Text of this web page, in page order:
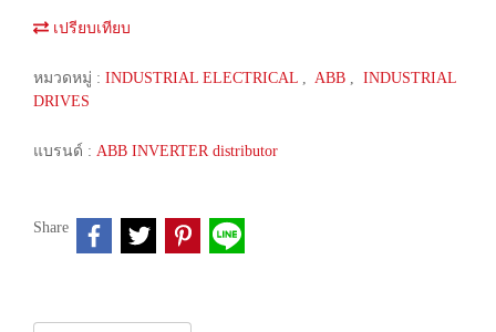
เปรียบเทียบ
หมวดหมู่ : INDUSTRIAL ELECTRICAL , ABB , INDUSTRIAL
DRIVES
แบรนด์ : ABB INVERTER distributor
Share